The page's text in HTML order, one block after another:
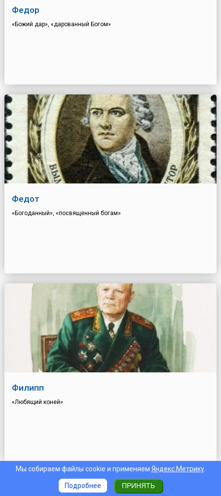
Федор
«Божий дар», «дарованный Богом»
Федот
«Богоданный», «посвященный богам»
Филипп
«Любящий коней»
Мы собираем файлы cookie и применяем Яндекс.Метрику.
Подробнее ПРИНЯТЬ